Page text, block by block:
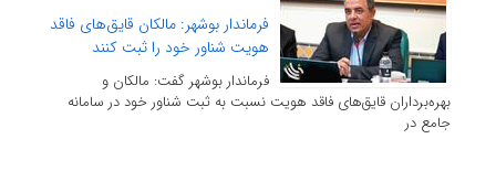
فرماندار بوشهر: مالکان قایق‌های فاقد
هویت شناور خود را ثبت کنند
فرماندار بوشهر گفت: مالکان و
بهره‌برداران قایق‌های فاقد هویت نسبت به ثبت شناور خود در سامانه
جامع در